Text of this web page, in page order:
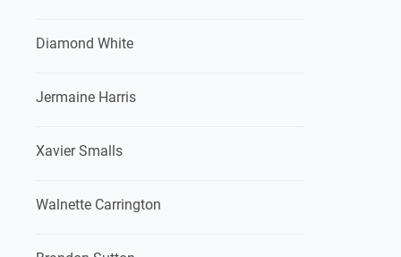
Diamond White
Jermaine Harris
Xavier Smalls
Walnette Carrington